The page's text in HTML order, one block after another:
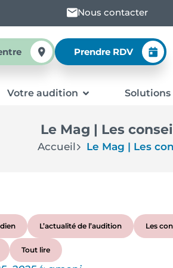
Nous contacter
Prendre RDV
Votre audition
Le Mag | Les
Accueil Le Mag | Les
L’actualité de l’audition Les
Tout lire